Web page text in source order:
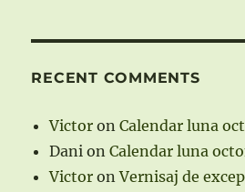
RECENT COMMENTS
Victor onCalendar luna
Dani onCalendar luna
Victor onVernisaj de